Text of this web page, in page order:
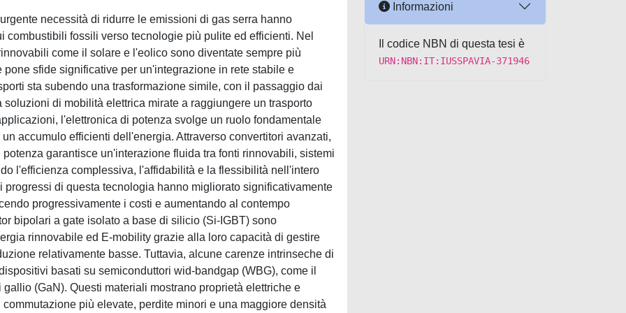
necessità di ridurre le emissioni di gas serra hanno
fossili verso tecnologie più pulite ed efficienti. Nel
come il solare e l'eolico sono diventate sempre più
sfide significative per un'integrazione in rete stabile e
sta subendo una trasformazione simile, con il passaggio dai
di mobilità elettrica mirate a raggiungere un trasporto
l'elettronica di potenza svolge un ruolo fondamentale
accumulo efficienti dell'energia. Attraverso convertitori avanzati,
garantisce un'interazione fluida tra fonti rinnovabili, sistemi
l'efficienza complessiva, l'affidabilità e la flessibilità nell'intero
di questa tecnologia hanno migliorato significativamente
progressivamente i costi e aumentando al contempo
bipolari a gate isolato a base di silicio (Si-IGBT) sono
rinnovabile ed E-mobility grazie alla loro capacità di gestire
relativamente basse. Tuttavia, alcune carenze intrinseche di
basati su semiconduttori wid-bandgap (WBG), come il
(GaN). Questi materiali mostrano proprietà elettriche e
più elevate, perdite minori e una maggiore densità
Informazioni
Il codice NBN di questa tesi è
URN:NBN:IT:IUSSPAVIA-371946